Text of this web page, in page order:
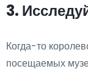
3.
Когда-то
посещаемых